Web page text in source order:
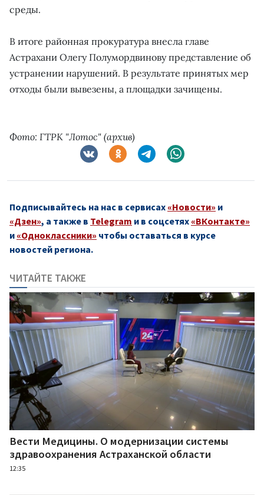
среды.
В итоге районная прокуратура внесла главе
Астрахани Олегу Полумордвинову представление об
устранении нарушений. В результате принятых мер
отходы были вывезены, а площадки зачищены.
Фото: ГТРК "Лотос" (архив)
Подписывайтесь на нас в сервисах «Новости» и
«Дзен», а также в Telegram и в соцсетях «ВКонтакте»
и «Одноклассники» чтобы оставаться в курсе
новостей региона.
ЧИТАЙТЕ ТАКЖЕ
Вести Медицины. О модернизации системы
здравоохранения Астраханской области
12:35